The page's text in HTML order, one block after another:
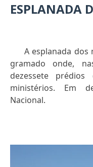
ESPLANADA
A esplanada dos
gramado onde,
dezessete
ministérios. Em
Nacional.